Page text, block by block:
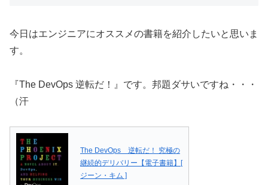
今日はエンジニアにオススメの書籍を紹介したいと思いま
す。
『The DevOps 逆転だ！』です。邦題ダサいですね・・・
（汗
The DevOps 逆転だ！ 究極の
継続的デリバリー【電子書籍】[
ジーン・キム ]